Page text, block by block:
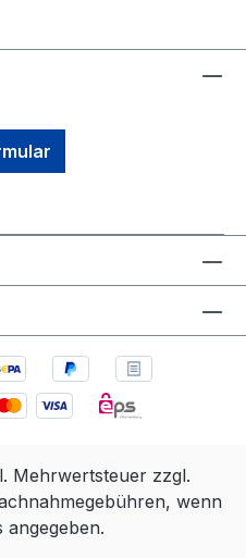
Mehrwertsteuer zzgl.
wenn
angegeben.